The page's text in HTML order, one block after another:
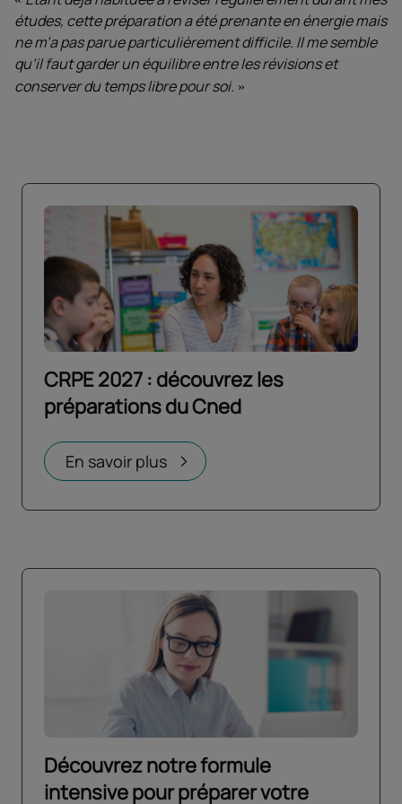
études, cette préparation a été prenante en énergie mais
ne m’a pas parue particulièrement difficile. Il me semble
qu’il faut garder un équilibre entre les révisions et
conserver du temps libre pour soi.
CRPE 2027 : découvrez les
préparations du Cned
En savoir plus
Ouvrir dans un nouvel onglet
Découvrez notre formule
intensive pour préparer votre